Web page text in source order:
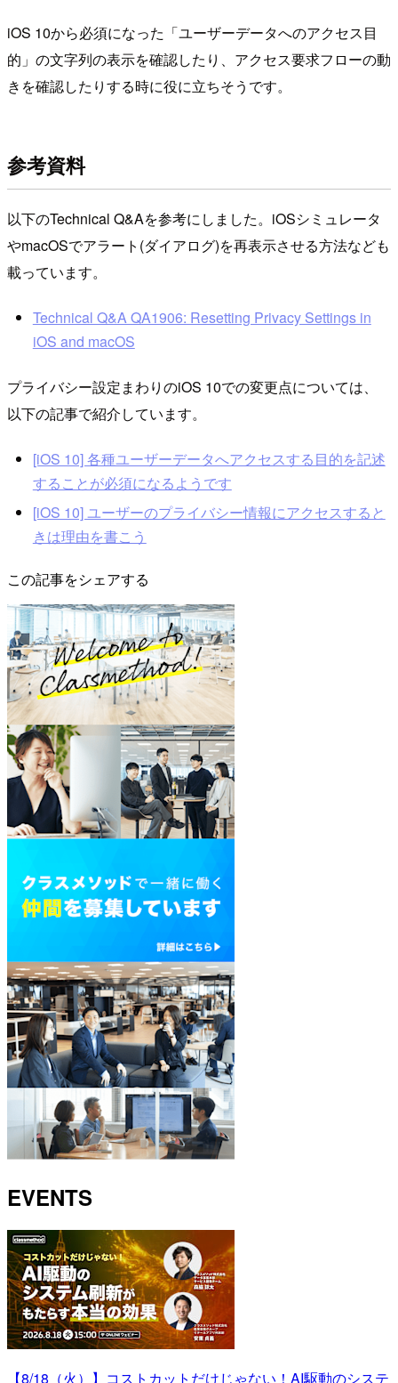
iOS 10から必須になった「ユーザーデータへのアクセス目
的」の文字列の表示を確認したり、アクセス要求フローの動
きを確認したりする時に役に立ちそうです。
参考資料
以下のTechnical Q&Aを参考にしました。iOSシミュレータ
やmacOSでアラート(ダイアログ)を再表示させる方法なども
載っています。
Technical Q&A QA1906: Resetting Privacy Settings in
iOS and macOS
プライバシー設定まわりのiOS 10での変更点については、
以下の記事で紹介しています。
[iOS 10] 各種ユーザーデータへアクセスする目的を記述
することが必須になるようです
[iOS 10] ユーザーのプライバシー情報にアクセスすると
きは理由を書こう
この記事をシェアする
EVENTS
【8/18（火）】コストカットだけじゃない！AI駆動のシステ